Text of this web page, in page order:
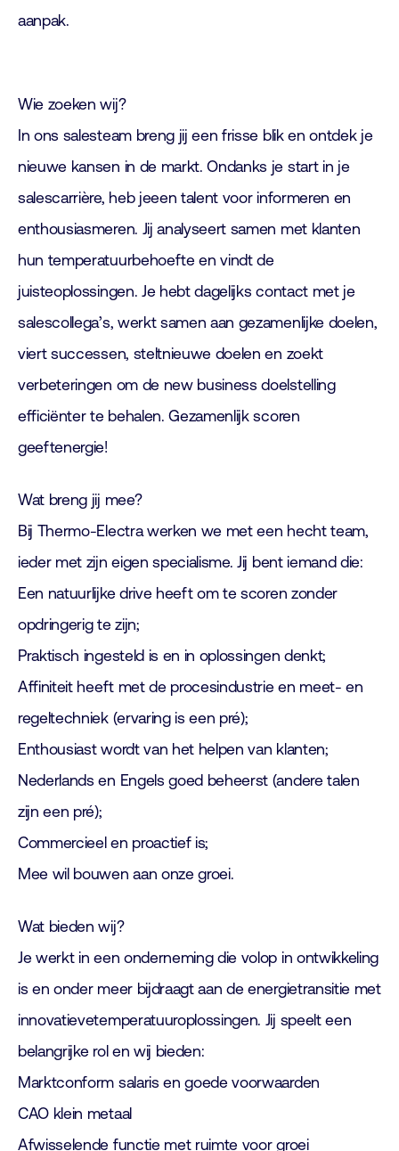
aanpak.
Wie zoeken wij?
In ons salesteam breng jij een frisse blik en ontdek je
nieuwe kansen in de markt. Ondanks je start in je
salescarrière, heb jeeen talent voor informeren en
enthousiasmeren. Jij analyseert samen met klanten
hun temperatuurbehoefte en vindt de
juisteoplossingen. Je hebt dagelijks contact met je
salescollega’s, werkt samen aan gezamenlijke doelen,
viert successen, steltnieuwe doelen en zoekt
verbeteringen om de new business doelstelling
efficiënter te behalen. Gezamenlijk scoren
geeftenergie!
Wat breng jij mee?
Bij Thermo-Electra werken we met een hecht team,
ieder met zijn eigen specialisme. Jij bent iemand die:
Een natuurlijke drive heeft om te scoren zonder
opdringerig te zijn;
Praktisch ingesteld is en in oplossingen denkt;
Affiniteit heeft met de procesindustrie en meet- en
regeltechniek (ervaring is een pré);
Enthousiast wordt van het helpen van klanten;
Nederlands en Engels goed beheerst (andere talen
zijn een pré);
Commercieel en proactief is;
Mee wil bouwen aan onze groei.
Wat bieden wij?
Je werkt in een onderneming die volop in ontwikkeling
is en onder meer bijdraagt aan de energietransitie met
innovatievetemperatuuroplossingen. Jij speelt een
belangrijke rol en wij bieden:
Marktconform salaris en goede voorwaarden
CAO klein metaal
Afwisselende functie met ruimte voor groei